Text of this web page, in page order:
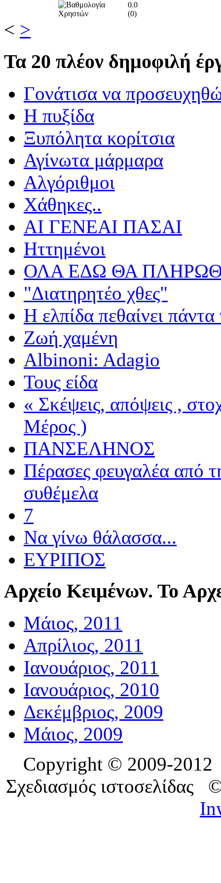
0.0
(0)
< >
Τα 20 πλέον δημοφιλή
Γονάτισα να
Η πυξίδα
Ξυπόλητα κορίτσια
Αγίνωτα μάρμαρα
Αλγόριθμοι
Χάθηκες..
ΑΙ ΓΕΝΕΑΙ ΠΑΣΑΙ
Ηττημένοι
ΟΛΑ ΕΔΩ ΘΑ
"Διατηρητέο χθες"
Η ελπίδα πεθαίνει πάντα
Ζωή χαμένη
Albinoni: Adagio
Τους είδα
« Σκέψεις, απόψεις ,
Μέρος )
ΠΑΝΣΕΛΗΝΟΣ
Πέρασες φευγαλέα από
συθέμελα
7
Να γίνω θάλασσα...
ΕΥΡΙΠΟΣ
Αρχείο Κειμένων. Το
Μάιος, 2011
Απρίλιος, 2011
Ιανουάριος, 2011
Ιανουάριος, 2010
Δεκέμβριος, 2009
Μάιος, 2009
Copyright © 2009-
Σχεδιασμός